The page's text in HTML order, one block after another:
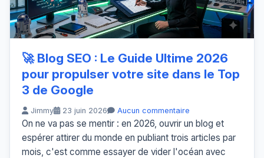
🚀 Blog SEO : Le Guide Ultime 2026
pour propulser votre site dans le Top
3 de Google
Jimmy 23 juin 2026 Aucun commentaire
On ne va pas se mentir : en 2026, ouvrir un blog et
espérer attirer du monde en publiant trois articles par
mois, c'est comme essayer de vider l'océan avec